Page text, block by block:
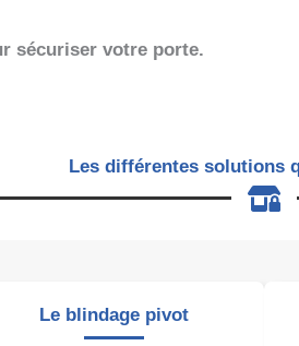
sécuriser votre porte.
Les différentes solutions
Le blindage pivot